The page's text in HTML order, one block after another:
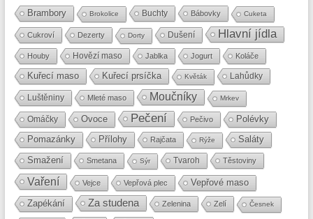
Brambory Brokolice Buchty Bábovky Cuketa
Cukroví Dezerty Dorty Dušení Hlavní jídla
Houby Hovězí maso Jablka Jogurt Koláče
Kuřecí maso Kuřecí prsíčka Květák Lahůdky
Luštěniny Mleté maso Moučníky Mrkev
Omáčky Ovoce Pečení Pečivo Polévky
Pomazánky Přílohy Rajčata Rýže
Saláty
Smažení
Smetana Sýr Tvaroh Těstoviny
Vaření Vejce Vepřová plec
Vepřové maso
Zapékání
Za studena Zelenina Zelí Česnek